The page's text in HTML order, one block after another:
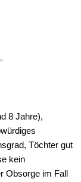
8 Jahre),
Töchter gut
kein
Obsorge im Fall